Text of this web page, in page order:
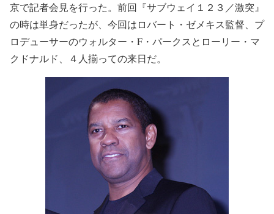
京で記者会見を行った。前回『サブウェイ１２３／激突』
の時は単身だったが、今回はロバート・ゼメキス監督、プ
ロデューサーのウォルター・F・パークスとローリー・マ
クドナルド、４人揃っての来日だ。